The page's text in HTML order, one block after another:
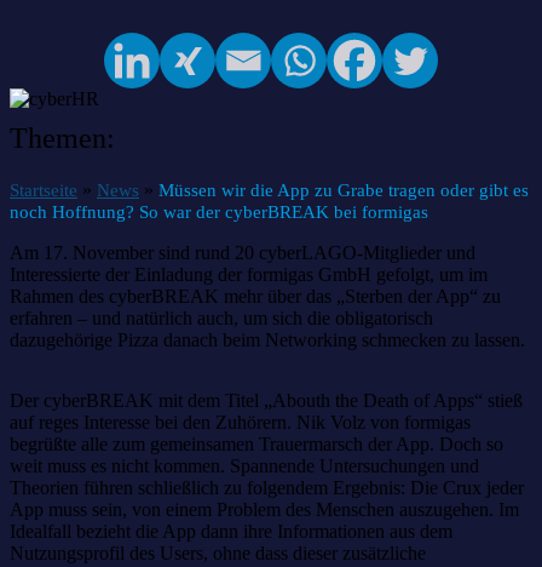
Themen:
Startseite » News » Müssen wir die App zu Grabe tragen oder gibt es
noch Hoffnung? So war der cyberBREAK bei formigas
Am 17. November sind rund 20 cyberLAGO-Mitglieder und
Interessierte der Einladung der formigas GmbH gefolgt, um im
Rahmen des cyberBREAK mehr über das „Sterben der App“ zu
erfahren – und natürlich auch, um sich die obligatorisch
dazugehörige Pizza danach beim Networking schmecken zu lassen.
Der cyberBREAK mit dem Titel „Abouth the Death of Apps“ stieß
auf reges Interesse bei den Zuhörern. Nik Volz von formigas
begrüßte alle zum gemeinsamen Trauermarsch der App. Doch so
weit muss es nicht kommen. Spannende Untersuchungen und
Theorien führen schließlich zu folgendem Ergebnis: Die Crux jeder
App muss sein, von einem Problem des Menschen auszugehen. Im
Idealfall bezieht die App dann ihre Informationen aus dem
Nutzungsprofil des Users, ohne dass dieser zusätzliche